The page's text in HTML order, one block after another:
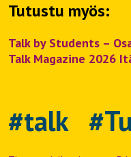
Tutustu myös:
Talk by Students –
Talk Magazine 2026
#talk